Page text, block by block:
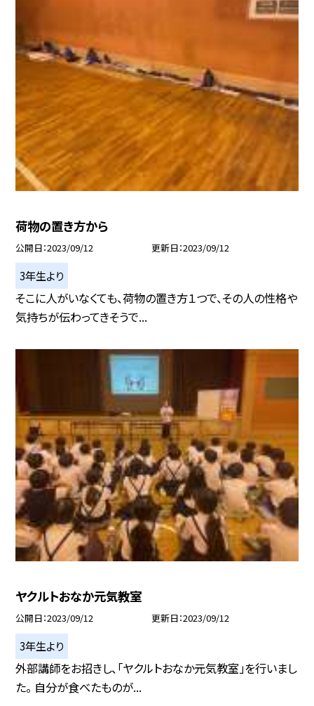
荷物の置き方から
公開日 2023/09/12 更新日 2023/09/12
3年生より
そこに人がいなくても、荷物の置き方１つで、その人の性格や
気持ちが伝わってきそうで...
ヤクルトおなか元気教室
公開日 2023/09/12 更新日 2023/09/12
3年生より
外部講師をお招きし、「ヤクルトおなか元気教室」を行いまし
た。 自分が食べたものが...